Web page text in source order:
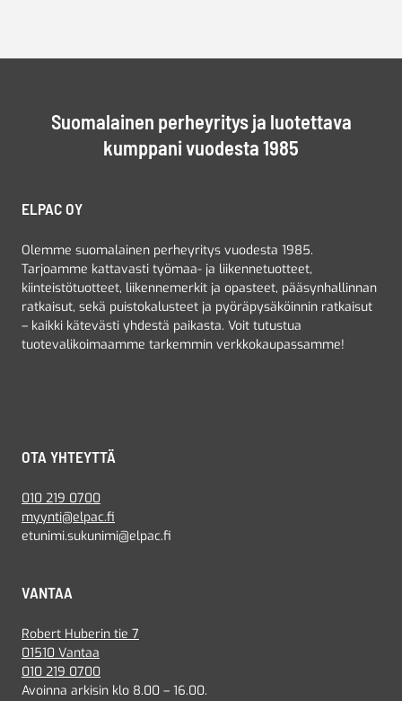
Suomalainen perheyritys ja luotettava
kumppani vuodesta 1985
ELPAC OY
Olemme suomalainen perheyritys vuodesta 1985.
Tarjoamme kattavasti työmaa- ja liikennetuotteet,
kiinteistötuotteet, liikennemerkit ja opasteet, pääsynhallinnan
ratkaisut, sekä puistokalusteet ja pyöräpysäköinnin ratkaisut
– kaikki kätevästi yhdestä paikasta. Voit tutustua
tuotevalikoimaamme tarkemmin verkkokaupassamme!
OTA YHTEYTTÄ
010 219 0700
myynti@elpac.fi
etunimi.sukunimi@elpac.fi
VANTAA
Robert Huberin tie 7
01510 Vantaa
010 219 0700
Avoinna arkisin klo 8.00 – 16.00.